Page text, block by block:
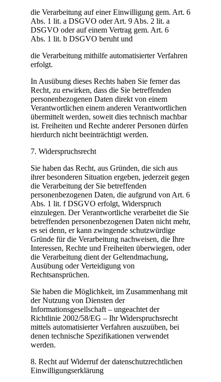
die Verarbeitung auf einer Einwilligung gem. Art. 6
Abs. 1 lit. a DSGVO oder Art. 9 Abs. 2 lit. a
DSGVO oder auf einem Vertrag gem. Art. 6
Abs. 1 lit. b DSGVO beruht und
die Verarbeitung mithilfe automatisierter Verfahren
erfolgt.
In Ausübung dieses Rechts haben Sie ferner das
Recht, zu erwirken, dass die Sie betreffenden
personenbezogenen Daten direkt von einem
Verantwortlichen einem anderen Verantwortlichen
übermittelt werden, soweit dies technisch machbar
ist. Freiheiten und Rechte anderer Personen dürfen
hierdurch nicht beeinträchtigt werden.
7. Widerspruchsrecht
Sie haben das Recht, aus Gründen, die sich aus
ihrer besonderen Situation ergeben, jederzeit gegen
die Verarbeitung der Sie betreffenden
personenbezogenen Daten, die aufgrund von Art. 6
Abs. 1 lit. f DSGVO erfolgt, Widerspruch
einzulegen. Der Verantwortliche verarbeitet die Sie
betreffenden personenbezogenen Daten nicht mehr,
es sei denn, er kann zwingende schutzwürdige
Gründe für die Verarbeitung nachweisen, die Ihre
Interessen, Rechte und Freiheiten überwiegen, oder
die Verarbeitung dient der Geltendmachung,
Ausübung oder Verteidigung von
Rechtsansprüchen.
Sie haben die Möglichkeit, im Zusammenhang mit
der Nutzung von Diensten der
Informationsgesellschaft – ungeachtet der
Richtlinie 2002/58/EG – Ihr Widerspruchsrecht
mittels automatisierter Verfahren auszuüben, bei
denen technische Spezifikationen verwendet
werden.
8. Recht auf Widerruf der datenschutzrechtlichen
Einwilligungserklärung